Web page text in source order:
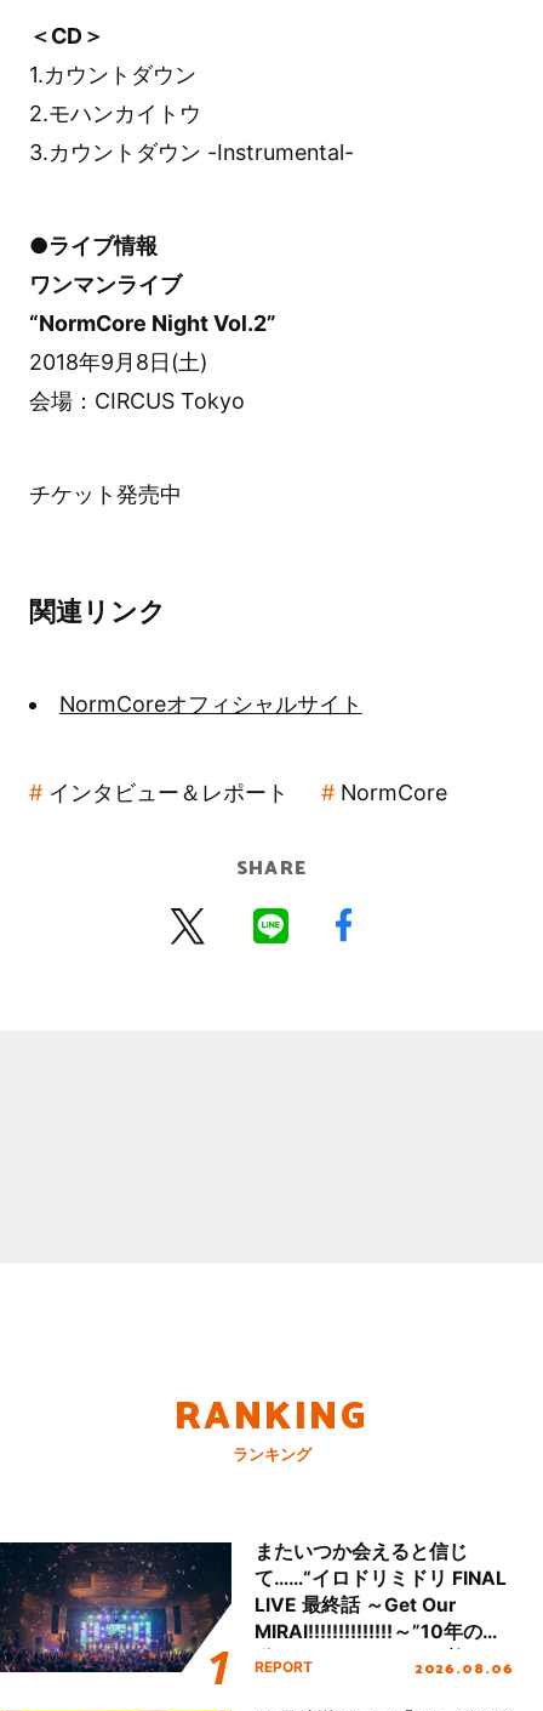
＜CD＞
1.カウントダウン
2.モハンカイトウ
3.カウントダウン -Instrumental-
●ライブ情報
ワンマンライブ
“NormCore Night Vol.2”
2018年9月8日(土)
会場：CIRCUS Tokyo
チケット発売中
関連リンク
NormCoreオフィシャルサイト
インタビュー＆レポート NormCore
SHARE
RANKING
ランキング
またいつか会えると信じ
て……“イロドリミドリ FINAL
LIVE 最終話 ～Get Our
MIRAI!!!!!!!!!!!!!!～”10年の活
動を経てファイナルを迎える
REPORT 2026.08.06